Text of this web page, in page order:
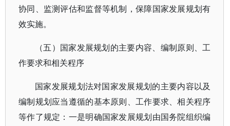
协同、监测评估和监督等机制，保障国家发展规划有
效实施。
（五）国家发展规划的主要内容、编制原则、工
作要求和相关程序
国家发展规划法对国家发展规划的主要内容以及
编制规划应当遵循的基本原则、工作要求、相关程序
等作了规定：一是明确国家发展规划由国务院组织编